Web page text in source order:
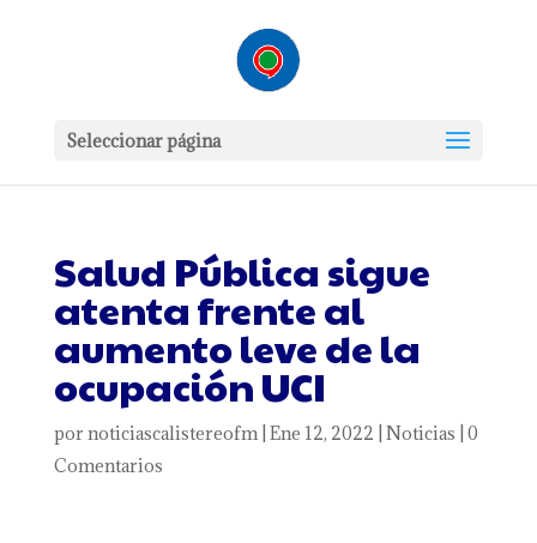
Seleccionar página
Salud Pública sigue
atenta frente al
aumento leve de la
ocupación UCI
por noticiascalistereofm| Ene 12, 2022 Noticias 0
Comentarios